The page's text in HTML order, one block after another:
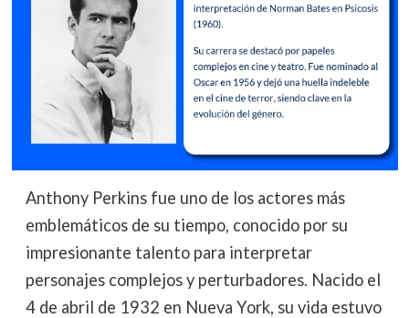
Anthony Perkins fue uno de los actores más
emblemáticos de su tiempo, conocido por su
impresionante talento para interpretar
personajes complejos y perturbadores. Nacido el
4 de abril de 1932 en Nueva York, su vida estuvo